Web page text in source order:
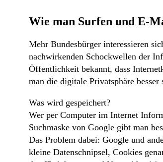
Wie man Surfen und E-
Mehr Bundesbürger interessieren
nachwirkenden Schockwellen der
Öffentlichkeit bekannt, dass
man die digitale Privatsphäre besser
Was wird gespeichert?
Wer per Computer im Internet
Suchmaske von Google gibt man
Das Problem dabei: Google und
kleine Datenschnipsel, Cookies